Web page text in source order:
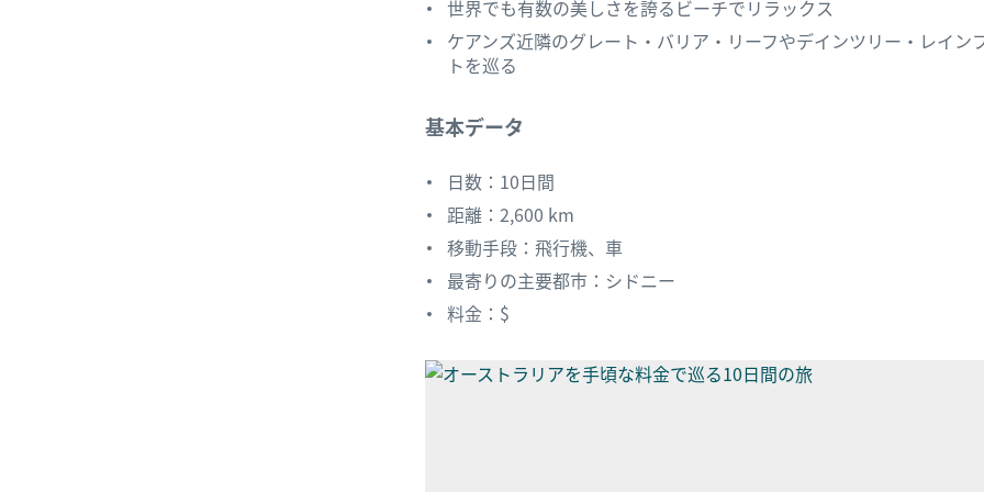
世界でも有数の美しさを誇るビーチでリラックス
ケアンズ近隣のグレート・バリア・リーフやデインツリー・レイン
トを巡る
基本データ
日数：10日間
距離：2,600 km
移動手段：飛行機、車
最寄りの主要都市：シドニー
料金：$